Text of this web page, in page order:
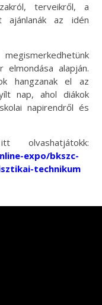
terveikről, a
az idén
elmondása alapján.
hangzanak el az
nap, ahol diákok
napirendről és
olvashatjátokk:
expo/bkszc-
technikum